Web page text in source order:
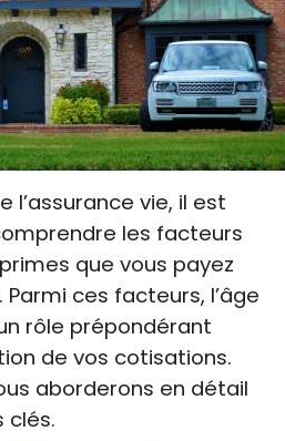
l’assurance vie, il est
les facteurs
que vous payez
ces facteurs, l’âge
rôle prépondérant
de vos cotisations.
aborderons en détail
clés.